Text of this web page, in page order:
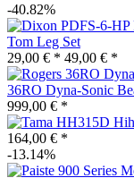
-40.82%
Tom Leg Set
29,00 € * 49,00 € *
36RO Dyna-Sonic
999,00 € *
164,00 € *
-13.14%